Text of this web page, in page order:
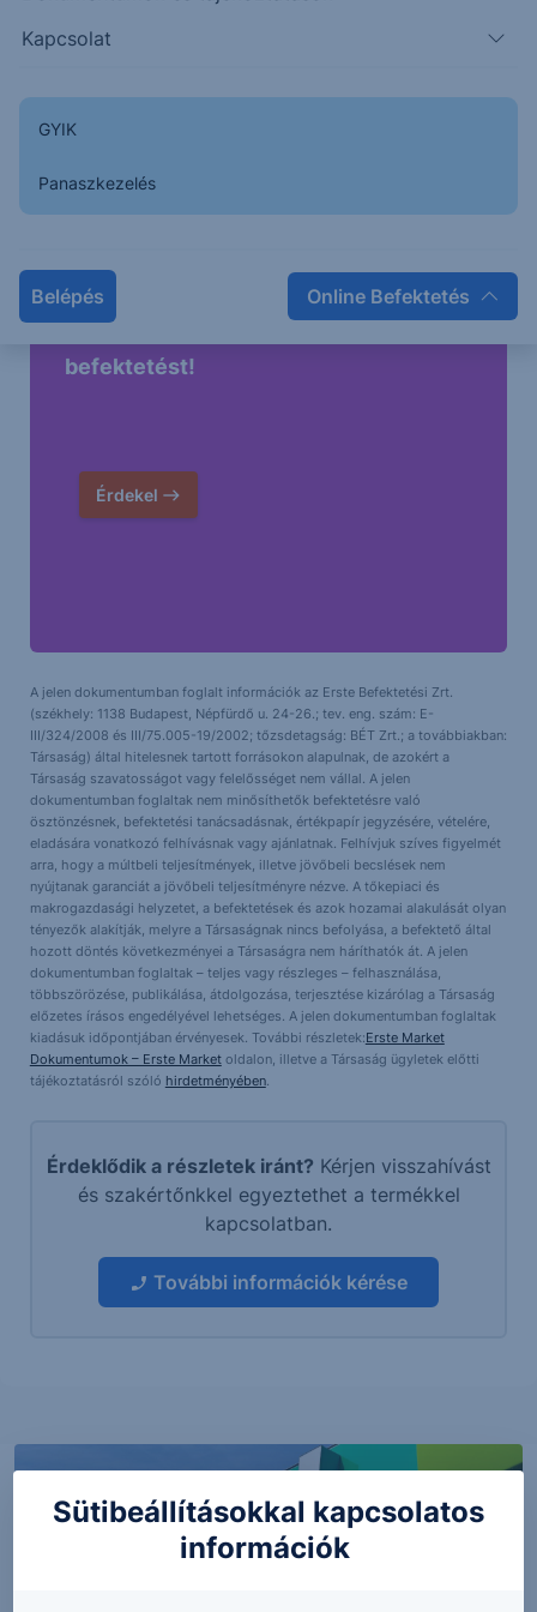
Kapcsolat
GYIK
Panaszkezelés
Belépés Online Befektetés
Higgy magadban és indíts Erste Future
befektetést!
Érdekel
A jelen dokumentumban foglalt információk az Erste Befektetési Zrt.
(székhely: 1138 Budapest, Népfürdő u. 24-26.; tev. eng. szám: E-
III/324/2008 és III/75.005-19/2002; tőzsdetagság: BÉT Zrt.; a továbbiakban:
Társaság) által hitelesnek tartott forrásokon alapulnak, de azokért a
Társaság szavatosságot vagy felelősséget nem vállal. A jelen
dokumentumban foglaltak nem minősíthetők befektetésre való
ösztönzésnek, befektetési tanácsadásnak, értékpapír jegyzésére, vételére,
eladására vonatkozó felhívásnak vagy ajánlatnak. Felhívjuk szíves figyelmét
arra, hogy a múltbeli teljesítmények, illetve jövőbeli becslések nem
nyújtanak garanciát a jövőbeli teljesítményre nézve. A tőkepiaci és
makrogazdasági helyzetet, a befektetések és azok hozamai alakulását olyan
tényezők alakítják, melyre a Társaságnak nincs befolyása, a befektető által
hozott döntés következményei a Társaságra nem háríthatók át. A jelen
dokumentumban foglaltak – teljes vagy részleges – felhasználása,
többszörözése, publikálása, átdolgozása, terjesztése kizárólag a Társaság
előzetes írásos engedélyével lehetséges. A jelen dokumentumban foglaltak
kiadásuk időpontjában érvényesek. További részletek:Erste Market
Dokumentumok – Erste Marketoldalon, illetve a Társaság ügyletek előtti
tájékoztatásról szóló hirdetményében.
Érdeklődik a részletek iránt? Kérjen visszahívást
és szakértőnkkel egyeztethet a termékkel
kapcsolatban.
További információk kérése
Sütibeállításokkal kapcsolatos
információk